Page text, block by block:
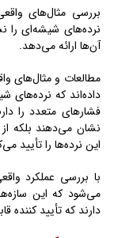
بررسی مثال‌های
نرده‌های شیشه‌ای را
آن‌ها ارائه می‌دهد.
مطالعات و مثال‌های
داده‌اند که نرده‌های
فشارهای متعدد را
نشان می‌دهند بلکه از
این نرده‌ها را تأیید
با بررسی عملکرد
می‌شود که این
دارند که تأیید